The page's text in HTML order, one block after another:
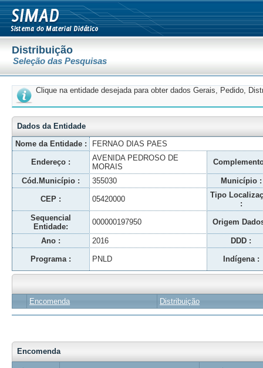
Distribuição
Seleção das Pesquisas
Clique na entidade desejada para obter dados Gerais, Pedido,
Dados da Entidade
Nome da Entidade :
FERNAO DIAS PAES
Endereço :
AVENIDA PEDROSO DE
MORAIS
Cód.Município : 355030 Município :
CEP : 05420000
Tipo
:
Sequencial
Entidade:
000000197950 Origem
Ano : 2016 DDD :
Programa : PNLD Indígena :
Encomenda Distribuição
Encomenda